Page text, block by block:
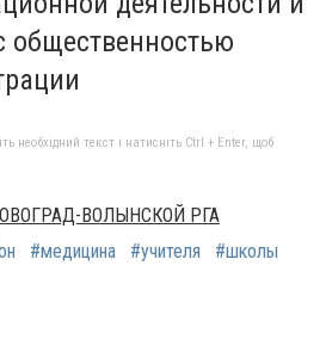
необхідний текст і натисніть Ctrl + Enter, щоб
ВОЛЫНСКОЙ РГА
#медицина #учителя #школы